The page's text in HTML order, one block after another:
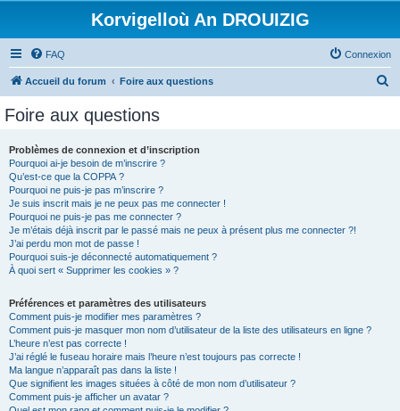
Korvigelloù An DROUIZIG
FAQ Connexion
Accueil du forum Foire aux questions
Foire aux questions
Problèmes de connexion et d’inscription
Pourquoi ai-je besoin de m’inscrire ?
Qu’est-ce que la COPPA ?
Pourquoi ne puis-je pas m’inscrire ?
Je suis inscrit mais je ne peux pas me connecter !
Pourquoi ne puis-je pas me connecter ?
Je m’étais déjà inscrit par le passé mais ne peux à présent plus me connecter ?!
J’ai perdu mon mot de passe !
Pourquoi suis-je déconnecté automatiquement ?
À quoi sert « Supprimer les cookies » ?
Préférences et paramètres des utilisateurs
Comment puis-je modifier mes paramètres ?
Comment puis-je masquer mon nom d’utilisateur de la liste des utilisateurs en ligne ?
L’heure n’est pas correcte !
J’ai réglé le fuseau horaire mais l’heure n’est toujours pas correcte !
Ma langue n’apparaît pas dans la liste !
Que signifient les images situées à côté de mon nom d’utilisateur ?
Comment puis-je afficher un avatar ?